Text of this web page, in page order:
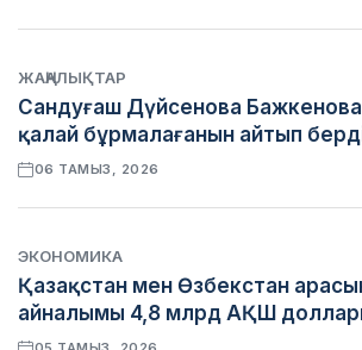
ЖАҢАЛЫҚТАР
Сандуғаш Дүйсенова
қалай бұрмалағанын айтып
06 ТАМЫЗ, 2026
ЭКОНОМИКА
Қазақстан мен Өзбекстан
айналымы 4,8 млрд АҚШ